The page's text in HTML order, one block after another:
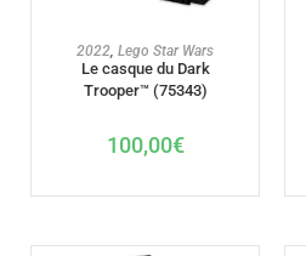
AJOUTER AU PANIER
2022, Lego Star Wars
Le casque du Dark
Trooper™ (75343)
100,00€